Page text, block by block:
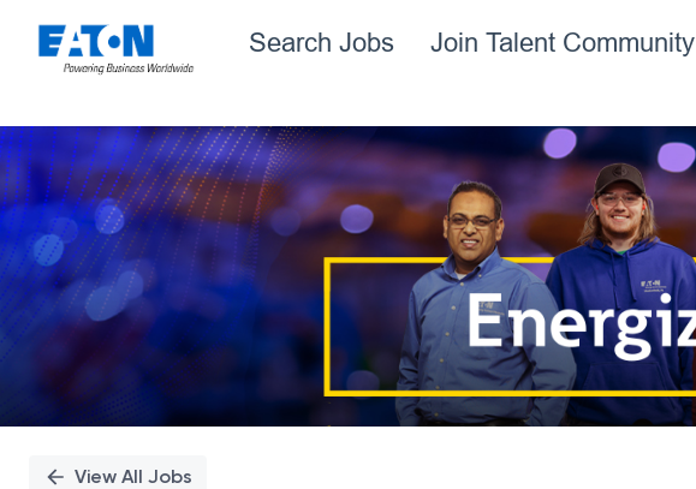
Search Jobs Join Talent Community
Single
Position
View All Jobs